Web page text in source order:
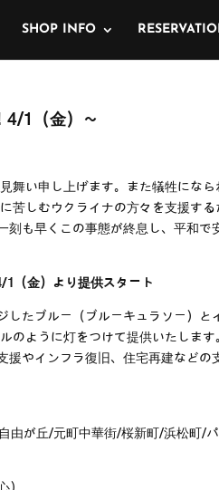
SHOP INFO
4/1（金）～
舞い申し上げます。また犠牲にな
苦しむウクライナの方々を支援する
刻も早くこの事態が終息し、平和
（金）より提供スタート
したブルー（ブルーキュラソー）と
のように灯をつけて提供いたしま
やインフラ復旧、住宅再建などの
由が丘/元町中華街/桜新町/浜松町/